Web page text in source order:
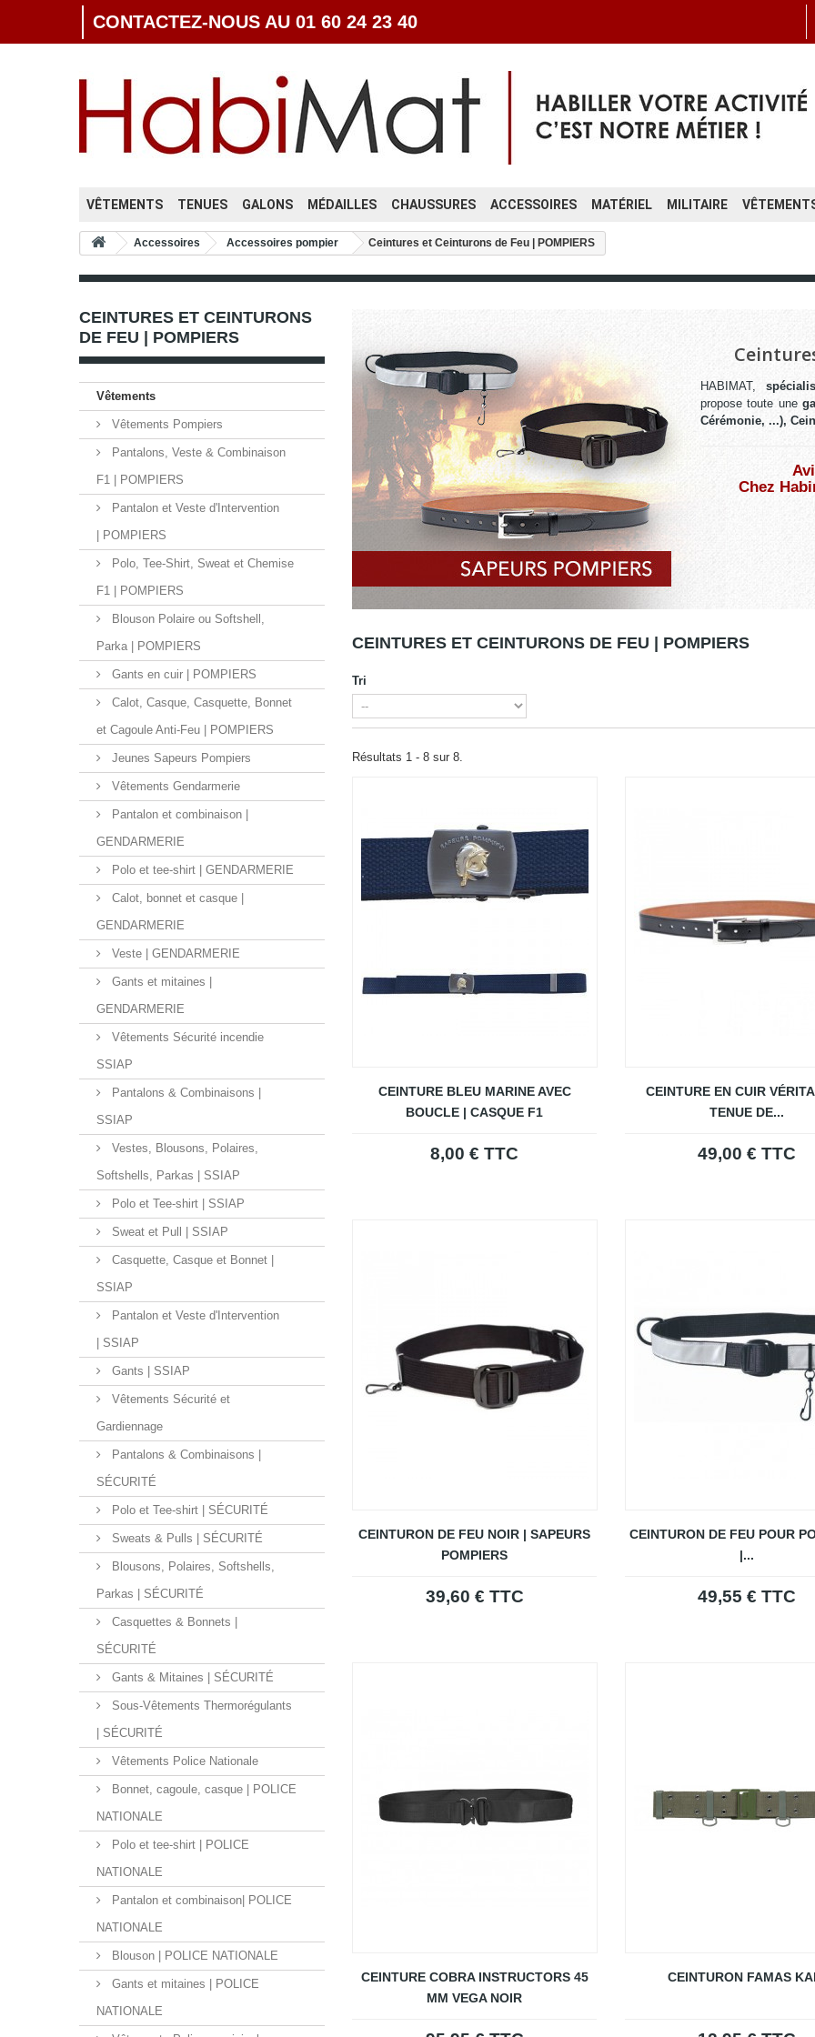
CONTACTEZ-NOUS AU 01 60 24 23 40
VÊTEMENTS TENUES GALONS MÉDAILLES CHAUSSURES ACCESSOIRES MATÉRIEL MILITAIRE
Accessoires Accessoires pompier Ceintures et Ceinturons de Feu | POMPIERS
CEINTURES ET CEINTURONS
DE FEU | POMPIERS
Vêtements
Vêtements Pompiers
Pantalons, Veste & Combinaison
F1 | POMPIERS
Pantalon et Veste d'Intervention
| POMPIERS
Polo, Tee-Shirt, Sweat et Chemise
F1 | POMPIERS
Blouson Polaire ou Softshell,
Parka | POMPIERS
Gants en cuir | POMPIERS
Calot, Casque, Casquette, Bonnet
et Cagoule Anti-Feu | POMPIERS
Jeunes Sapeurs Pompiers
Vêtements Gendarmerie
Pantalon et combinaison |
GENDARMERIE
Polo et tee-shirt | GENDARMERIE
Calot, bonnet et casque |
GENDARMERIE
Veste | GENDARMERIE
Gants et mitaines |
GENDARMERIE
Vêtements Sécurité incendie
SSIAP
Pantalons & Combinaisons |
SSIAP
Vestes, Blousons, Polaires,
Softshells, Parkas | SSIAP
Polo et Tee-shirt | SSIAP
Sweat et Pull | SSIAP
Casquette, Casque et Bonnet |
SSIAP
Pantalon et Veste d'Intervention
| SSIAP
Gants | SSIAP
Vêtements Sécurité et
Gardiennage
Pantalons & Combinaisons |
SÉCURITÉ
Polo et Tee-shirt | SÉCURITÉ
Sweats & Pulls | SÉCURITÉ
Blousons, Polaires, Softshells,
Parkas | SÉCURITÉ
Casquettes & Bonnets |
SÉCURITÉ
Gants & Mitaines | SÉCURITÉ
Sous-Vêtements Thermorégulants
| SÉCURITÉ
Vêtements Police Nationale
Bonnet, cagoule, casque | POLICE
NATIONALE
Polo et tee-shirt | POLICE
NATIONALE
Pantalon et combinaison| POLICE
NATIONALE
Blouson | POLICE NATIONALE
Gants et mitaines | POLICE
NATIONALE
HABIMAT,
propose toute une
Cérémonie, ...),
Chez
CEINTURES ET CEINTURONS DE FEU | POMPIERS
Tri
Résultats 1 - 8 sur 8.
CEINTURE BLEU MARINE AVEC
BOUCLE | CASQUE F1
8,00 € TTC
CEINTURE EN CUIR
TENUE DE...
49,00 € TTC
CEINTURON DE FEU NOIR | SAPEURS
POMPIERS
39,60 € TTC
CEINTURON DE FEU POUR
|...
49,55 € TTC
CEINTURE COBRA INSTRUCTORS 45
MM VEGA NOIR
CEINTURON FAMAS